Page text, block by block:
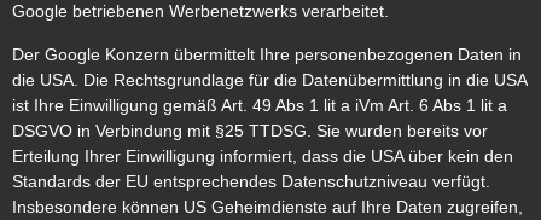
Google betriebenen Werbenetzwerks verarbeitet.
Der Google Konzern übermittelt Ihre personenbezogenen Daten in
die USA. Die Rechtsgrundlage für die Datenübermittlung in die USA
ist Ihre Einwilligung gemäß Art. 49 Abs 1 lit a iVm Art. 6 Abs 1 lit a
DSGVO in Verbindung mit §25 TTDSG. Sie wurden bereits vor
Erteilung Ihrer Einwilligung informiert, dass die USA über kein den
Standards der EU entsprechendes Datenschutzniveau verfügt.
Insbesondere können US Geheimdienste auf Ihre Daten zugreifen,